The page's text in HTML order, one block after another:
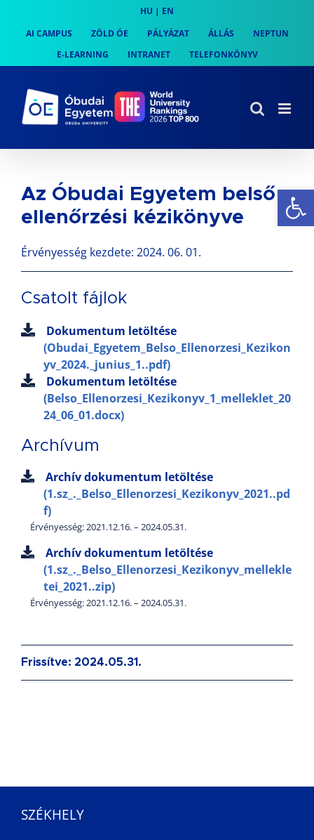
content
HU | EN
AI CAMPUS
ZÖLD ÓE PÁLYÁZAT ÁLLÁS
NEPTUN
E-LEARNING
INTRANET TELEFONKÖNYV
Az Óbudai Egyetem belső
ellenőrzési kézikönyve
Érvényesség kezdete: 2024. 06. 01.
Csatolt fájlok
Dokumentum letöltése
(Obudai_Egyetem_Belso_Ellenorzesi_Kezikon
yv_2024._junius_1..pdf)
Dokumentum letöltése
(Belso_Ellenorzesi_Kezikonyv_1_melleklet_20
24_06_01.docx)
Archívum
Archív dokumentum letöltése
(1.sz_._Belso_Ellenorzesi_Kezikonyv_2021..pd
f)
Érvényesség: 2021.12.16. – 2024.05.31.
Archív dokumentum letöltése
(1.sz_._Belso_Ellenorzesi_Kezikonyv_mellekle
tei_2021..zip)
Érvényesség: 2021.12.16. – 2024.05.31.
Frissítve: 2024.05.31.
SZÉKHELY